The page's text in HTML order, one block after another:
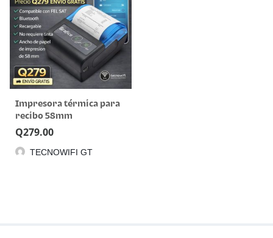
Impresora térmica para
recibo 58mm
Q279.00
TECNOWIFI GT